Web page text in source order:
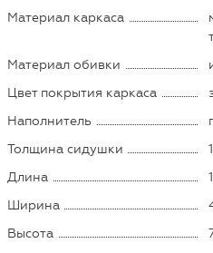
Материал каркаса
Материал обивки
Цвет покрытия каркаса
Наполнитель
Толщина сидушки
Длина
Ширина
Высота